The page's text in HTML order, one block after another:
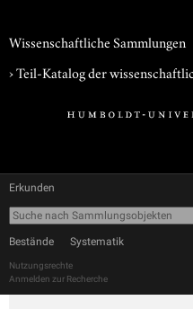
Wissenschaftliche Sammlungen
› Teil-Katalog der
Erkunden
Bestände Systematik
Nutzungsrechte
Anmelden zur Recherche